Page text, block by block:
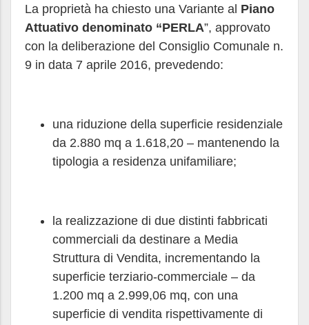
La proprietà ha chiesto una Variante al Piano
Attuativo denominato “PERLA”, approvato
con la deliberazione del Consiglio Comunale n.
9 in data 7 aprile 2016, prevedendo:
una riduzione della superficie residenziale
da 2.880 mq a 1.618,20 – mantenendo la
tipologia a residenza unifamiliare;
la realizzazione di due distinti fabbricati
commerciali da destinare a Media
Struttura di Vendita, incrementando la
superficie terziario-commerciale – da
1.200 mq a 2.999,06 mq, con una
superficie di vendita rispettivamente di